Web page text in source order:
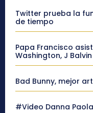
Twitter prueba la
de tiempo
Papa Francisco
Washington, J
Bad Bunny, mejor
#Video Danna Paola